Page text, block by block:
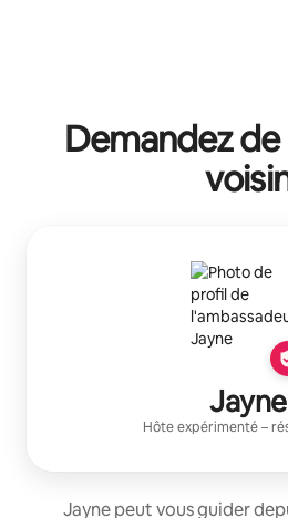
Demandez de
Jayne
Hôte expérimenté–
Jayne peut vous guider